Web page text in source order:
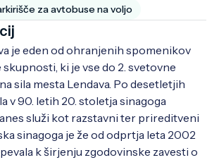
za avtobuse na voljo
je eden od ohranjenih spomenikov
ki je vse do 2. svetovne
sila mesta Lendava. Po desetletjih
v 90. letih 20. stoletja sinagoga
služi kot razstavni ter prireditveni
sinagoga je že od odprtja leta 2002
k širjenju zgodovinske zavesti o